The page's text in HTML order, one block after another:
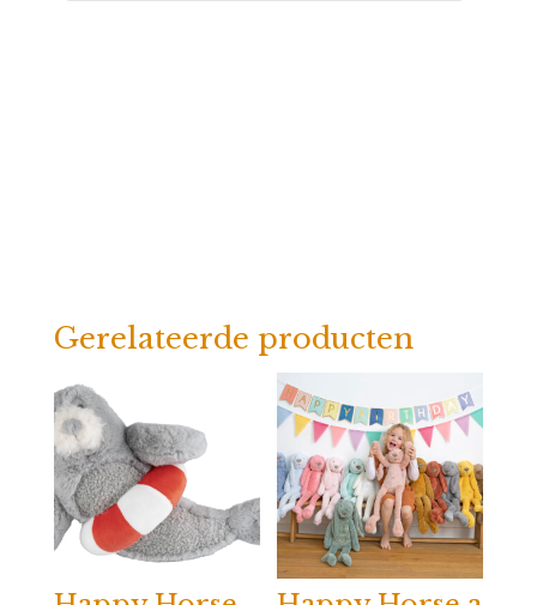
Gerelateerde producten